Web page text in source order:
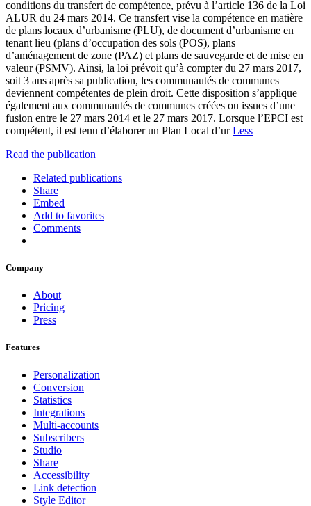
conditions du transfert de compétence, prévu à l’article 136 de la Loi
ALUR du 24 mars 2014. Ce transfert vise la compétence en matière
de plans locaux d’urbanisme (PLU), de document d’urbanisme en
tenant lieu (plans d’occupation des sols (POS), plans
d’aménagement de zone (PAZ) et plans de sauvegarde et de mise en
valeur (PSMV). Ainsi, la loi prévoit qu’à compter du 27 mars 2017,
soit 3 ans après sa publication, les communautés de communes
deviennent compétentes de plein droit. Cette disposition s’applique
également aux communautés de communes créées ou issues d’une
fusion entre le 27 mars 2014 et le 27 mars 2017. Lorsque l’EPCI est
compétent, il est tenu d’élaborer un Plan Local d’urLess
Read the publication
Related publications
Share
Embed
Add to favorites
Comments
Company
About
Pricing
Press
Features
Personalization
Conversion
Statistics
Integrations
Multi-accounts
Subscribers
Studio
Share
Accessibility
Link detection
Style Editor